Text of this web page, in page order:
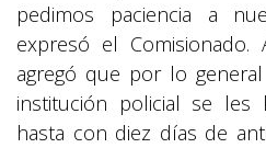
pedimos paciencia a
expresó el Comisionado.
agregó que por lo
institución policial se les
hasta con diez días de